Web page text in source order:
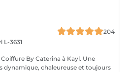
204
L-3631
By Caterina à Kayl. Une
dynamique, chaleureuse et toujours